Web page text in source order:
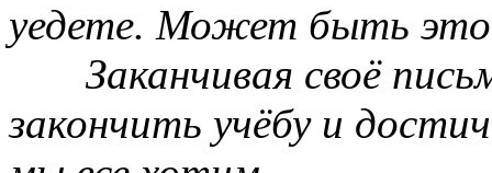
уедете. Может быть
Заканчивая своё
закончить учёбу и